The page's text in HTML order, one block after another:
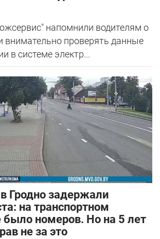
напомнили водителям о
внимательно проверять данные
в системе электр...
Гродно задержали
на транспортном
было номеров. Но на 5 лет
не за это